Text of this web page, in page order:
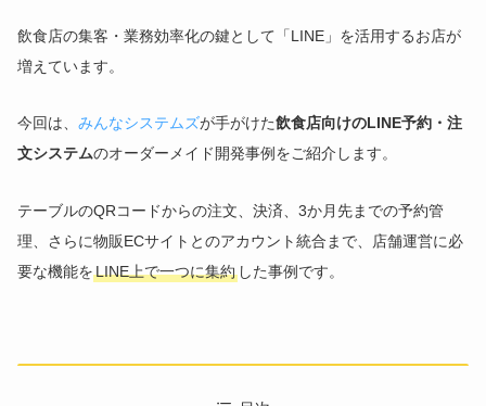
飲食店の集客・業務効率化の鍵として「LINE」を活用するお店が
増えています。
今回は、みんなシステムズが手がけた飲食店向けのLINE予約・注
文システムのオーダーメイド開発事例をご紹介します。
テーブルのQRコードからの注文、決済、3か月先までの予約管
理、さらに物販ECサイトとのアカウント統合まで、店舗運営に必
要な機能をLINE上で一つに集約 した事例です。